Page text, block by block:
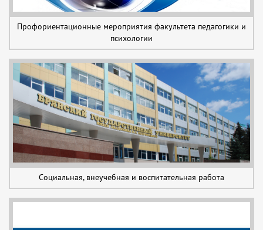
Профориентационные мероприятия факультета педагогики и
психологии
Социальная, внеучебная и воспитательная работа